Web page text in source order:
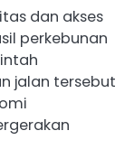
dan akses
perkebunan
jalan tersebut